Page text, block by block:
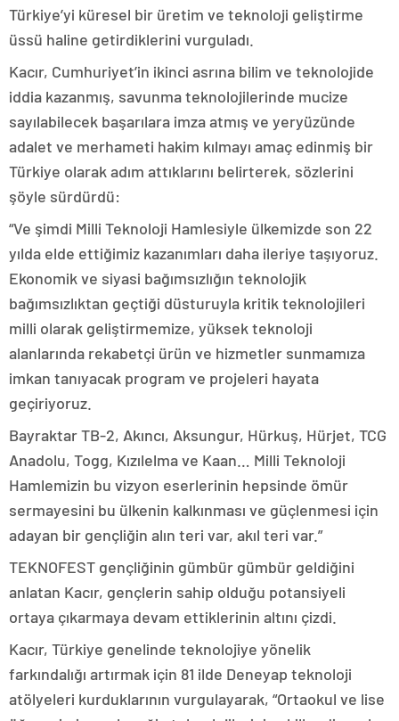
Türkiye’yi küresel bir üretim ve teknoloji geliştirme
üssü haline getirdiklerini vurguladı.
Kacır, Cumhuriyet’in ikinci asrına bilim ve teknolojide
iddia kazanmış, savunma teknolojilerinde mucize
sayılabilecek başarılara imza atmış ve yeryüzünde
adalet ve merhameti hakim kılmayı amaç edinmiş bir
Türkiye olarak adım attıklarını belirterek, sözlerini
şöyle sürdürdü:
“Ve şimdi Milli Teknoloji Hamlesiyle ülkemizde son 22
yılda elde ettiğimiz kazanımları daha ileriye taşıyoruz.
Ekonomik ve siyasi bağımsızlığın teknolojik
bağımsızlıktan geçtiği düsturuyla kritik teknolojileri
milli olarak geliştirmemize, yüksek teknoloji
alanlarında rekabetçi ürün ve hizmetler sunmamıza
imkan tanıyacak program ve projeleri hayata
geçiriyoruz.
Bayraktar TB-2, Akıncı, Aksungur, Hürkuş, Hürjet, TCG
Anadolu, Togg, Kızılelma ve Kaan… Milli Teknoloji
Hamlemizin bu vizyon eserlerinin hepsinde ömür
sermayesini bu ülkenin kalkınması ve güçlenmesi için
adayan bir gençliğin alın teri var, akıl teri var.”
TEKNOFEST gençliğinin gümbür gümbür geldiğini
anlatan Kacır, gençlerin sahip olduğu potansiyeli
ortaya çıkarmaya devam ettiklerinin altını çizdi.
Kacır, Türkiye genelinde teknolojiye yönelik
farkındalığı artırmak için 81 ilde Deneyap teknoloji
atölyeleri kurduklarının vurgulayarak, “Ortaokul ve lise